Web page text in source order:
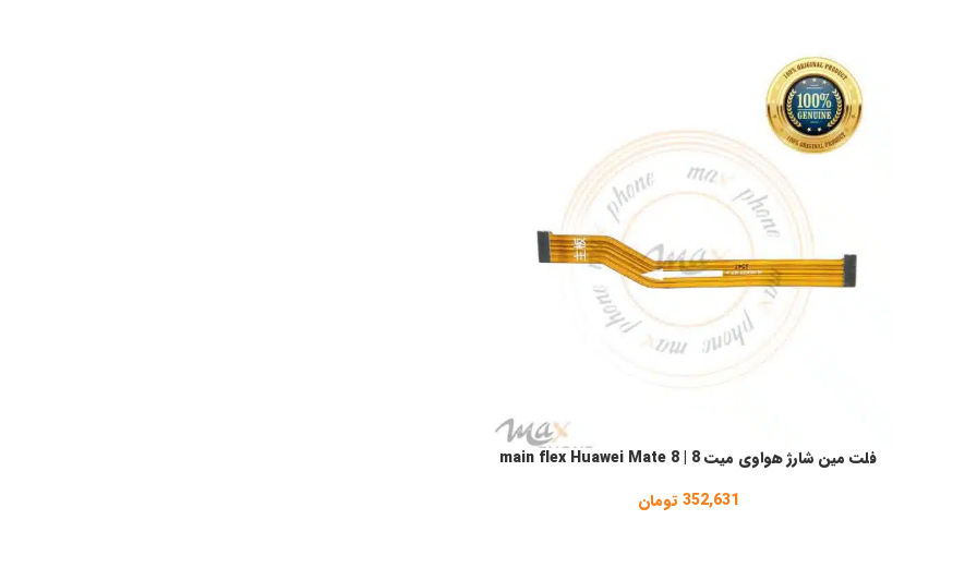
افزودن به سبد خرید
فلت مین شارژ هواوی میت 8 | main flex Huawei Mate 8
352,631 تومان